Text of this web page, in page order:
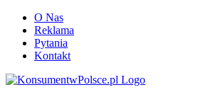
O Nas
Reklama
Pytania
Kontakt